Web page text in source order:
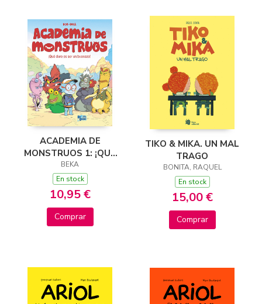
ACADEMIA DE
MONSTRUOS 1: ¡QUÈ
DURO ES SER UN
BUENAZO!
BEKA
En stock
10,95 €
Comprar
TIKO & MIKA. UN MAL
TRAGO
BONITA, RAQUEL
En stock
15,00 €
Comprar